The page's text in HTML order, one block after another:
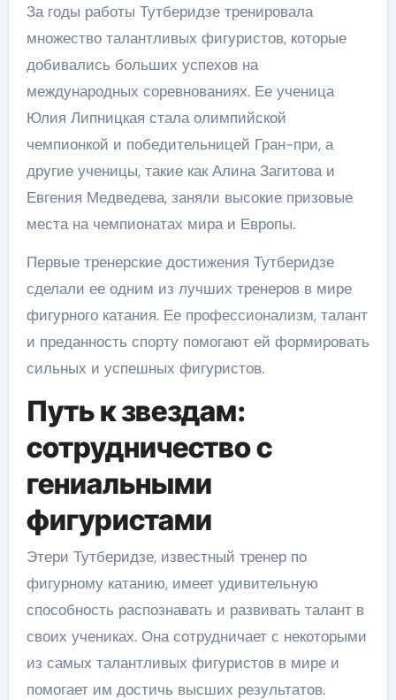
За годы работы Тутберидзе тренировала
множество талантливых фигуристов, которые
добивались больших успехов на
международных соревнованиях. Ее ученица
Юлия Липницкая стала олимпийской
чемпионкой и победительницей Гран-при, а
другие ученицы, такие как Алина Загитова и
Евгения Медведева, заняли высокие призовые
места на чемпионатах мира и Европы.
Первые тренерские достижения Тутберидзе
сделали ее одним из лучших тренеров в мире
фигурного катания. Ее профессионализм, талант
и преданность спорту помогают ей формировать
сильных и успешных фигуристов.
Путь к звездам:
сотрудничество с
гениальными
фигуристами
Этери Тутберидзе, известный тренер по
фигурному катанию, имеет удивительную
способность распознавать и развивать талант в
своих учениках. Она сотрудничает с некоторыми
из самых талантливых фигуристов в мире и
помогает им достичь высших результатов.